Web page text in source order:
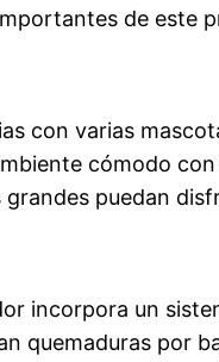
de este
con varias
cómodo
puedan
incorpora un
quemaduras